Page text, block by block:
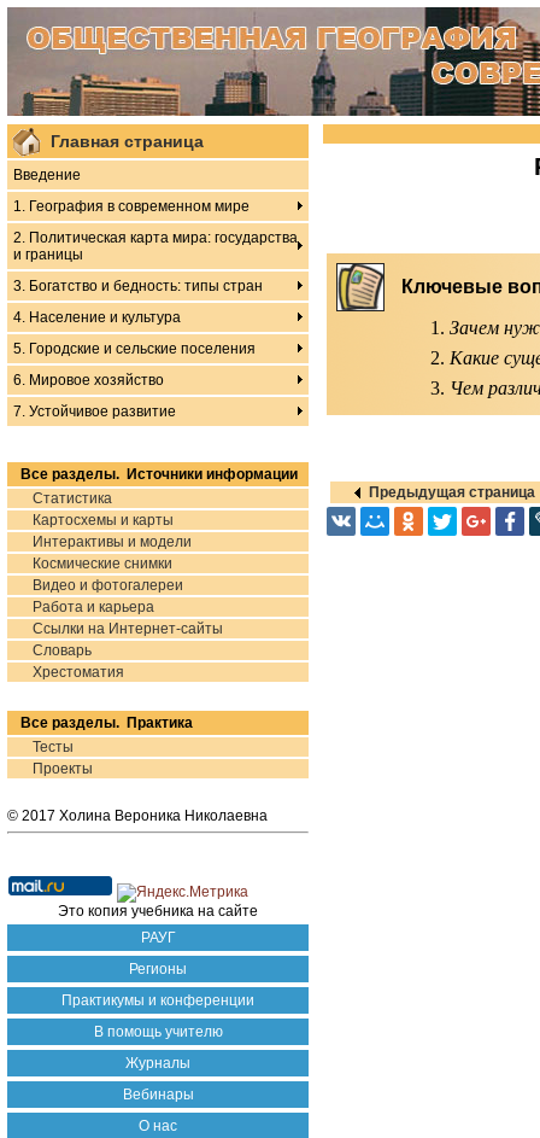
Главная страница
Введение
1. География в современном мире
2. Политическая карта мира: государства
и границы
3. Богатство и бедность: типы стран
4. Население и культура
5. Городские и сельские поселения
6. Мировое хозяйство
7. Устойчивое развитие
Все разделы. Источники информации
Статистика
Картосхемы и карты
Интерактивы и модели
Космические снимки
Видео и фотогалереи
Работа и карьера
Ссылки на Интернет-сайты
Словарь
Хрестоматия
Все разделы. Практика
Тесты
Проекты
© 2017 Холина Вероника Николаевна
Это копия учебника на сайте
РАУГ
Регионы
Практикумы и конференции
В помощь учителю
Журналы
Вебинары
О нас
Ключевые
Зачем
Какие
Чем
Предыдущая страница